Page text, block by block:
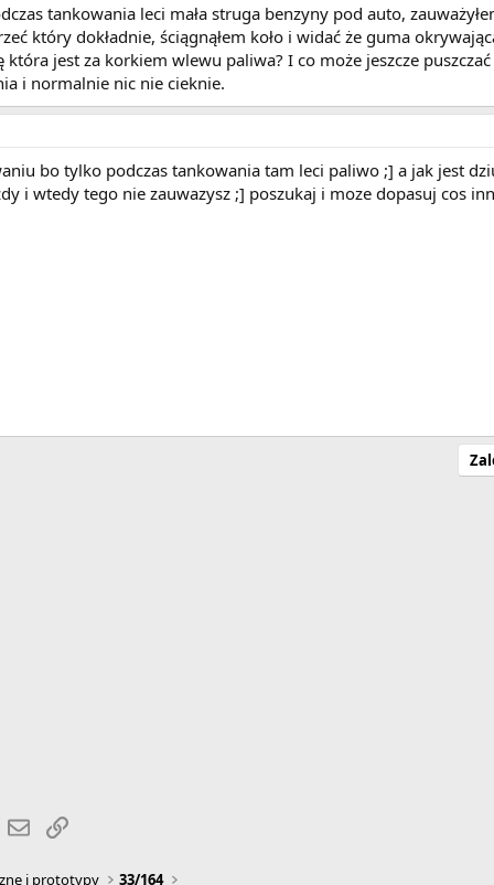
tankowania leci mała struga benzyny pod auto,
który dokładnie, ściągnąłem koło i widać że guma
która jest za korkiem wlewu paliwa? I co może jeszcze
i normalnie nic nie cieknie.
bo tylko podczas tankowania tam leci paliwo ;] a jak jest
i wtedy tego nie zauwazysz ;] poszukaj i moze dopasuj cos
WhatsApp
EmailLink
i prototypy 33/164